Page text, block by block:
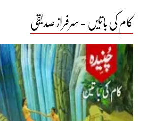
کام کی باتیں - سرفراز صدیقی